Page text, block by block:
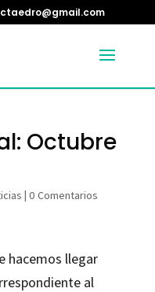
Octubre
| 0 Comentarios
hacemos llegar
al